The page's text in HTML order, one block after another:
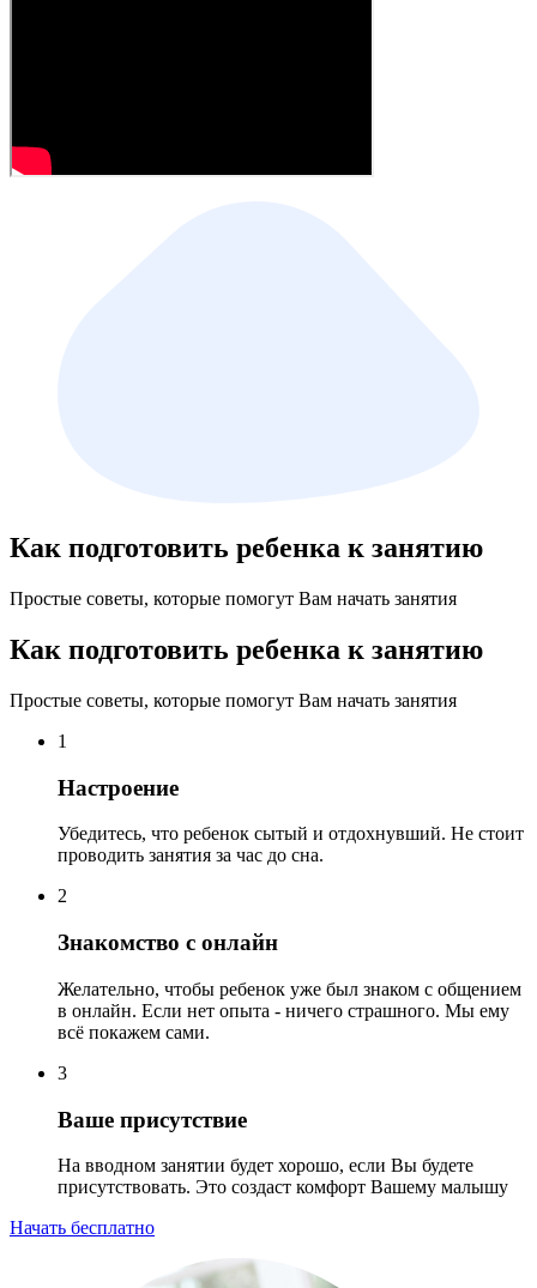
Как подготовить ребенка к занятию
Простые советы, которые помогут Вам начать занятия
Как подготовить ребенка к занятию
Простые советы, которые помогут Вам начать занятия
1
Настроение
Убедитесь, что ребенок сытый и отдохнувший. Не стоит
проводить занятия за час до сна.
2
Знакомство с онлайн
Желательно, чтобы ребенок уже был знаком с общением
в онлайн. Если нет опыта - ничего страшного. Мы ему
всё покажем сами.
3
Ваше присутствие
На вводном занятии будет хорошо, если Вы будете
присутствовать. Это создаст комфорт Вашему малышу
Начать бесплатно